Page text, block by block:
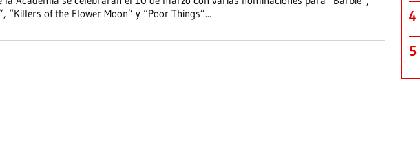
“Killers of the Flower Moon” y “Poor Things”... 4
5